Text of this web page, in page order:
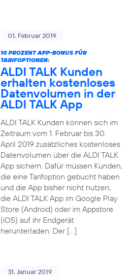
01. Februar 2019
10 PROZENT APP-BONUS FÜR
TARIFOPTIONEN:
ALDI TALK Kunden
erhalten kostenloses
Datenvolumen in der
ALDI TALK App
ALDI TALK Kunden können sich im
Zeitraum vom 1. Februar bis 30.
April 2019 zusätzliches kostenloses
Datenvolumen über die ALDI TALK
App sichern. Dafür müssen Kunden,
die eine Tarifoption gebucht haben
und die App bisher nicht nutzen,
die ALDI TALK App im Google Play
Store (Android) oder im Appstore
(iOS) auf ihr Endgerät
herunterladen. Der […]
31. Januar 2019